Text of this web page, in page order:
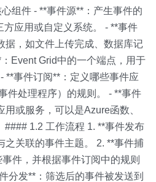
组件 - **事件源**：产生事件的
应用或自定义系统。 - **事件
据，如文件上传完成、数据库记
Event Grid中的一个端点，用于
**事件订阅**：定义哪些事件应
件处理程序）的规则。 - **事件
或服务，可以是Azure函数、
1.2 工作流程 1. **事件发布
之关联的事件主题。 2. **事件捕
件，并根据事件订阅中的规则
分发**：筛选后的事件被发送到